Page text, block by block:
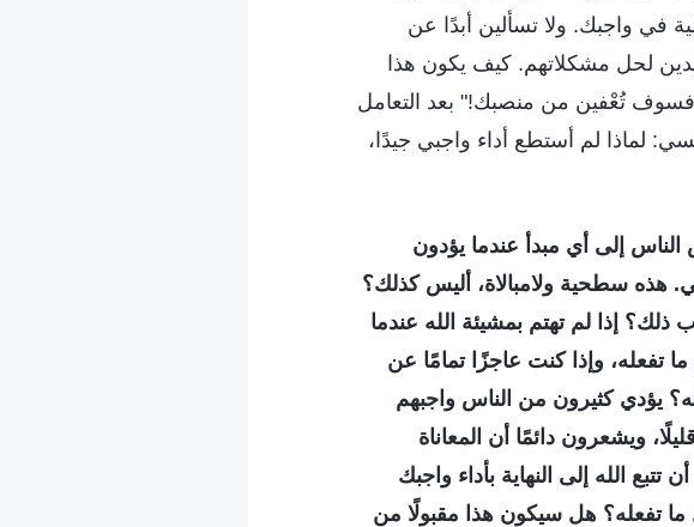
في واجبك. ولا تسألين أبدًا عن
لحل مشكلاتهم. كيف يكون هذا
فسوف تُعْفين من منصبك!" بعد التعامل
لماذا لم أستطع أداء واجبي جيدًا،
إلى أي مبدأ عندما يؤدون
هذه سطحية ولامبالاة، أليس كذلك؟
إذا لم تهتم بمشيئة الله عندما
تفعله، وإذا كنت عاجزًا تمامًا عن
يؤدي كثيرون من الناس واجبهم
ويشعرون دائمًا أن المعاناة
الله إلى النهاية بأداء واجبك
ما تفعله؟ هل سيكون هذا مقبولًا من